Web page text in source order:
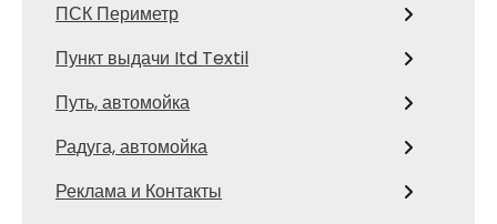
ПСК Периметр
Пункт выдачи Itd Textil
Путь, автомойка
Радуга, автомойка
Реклама и Контакты